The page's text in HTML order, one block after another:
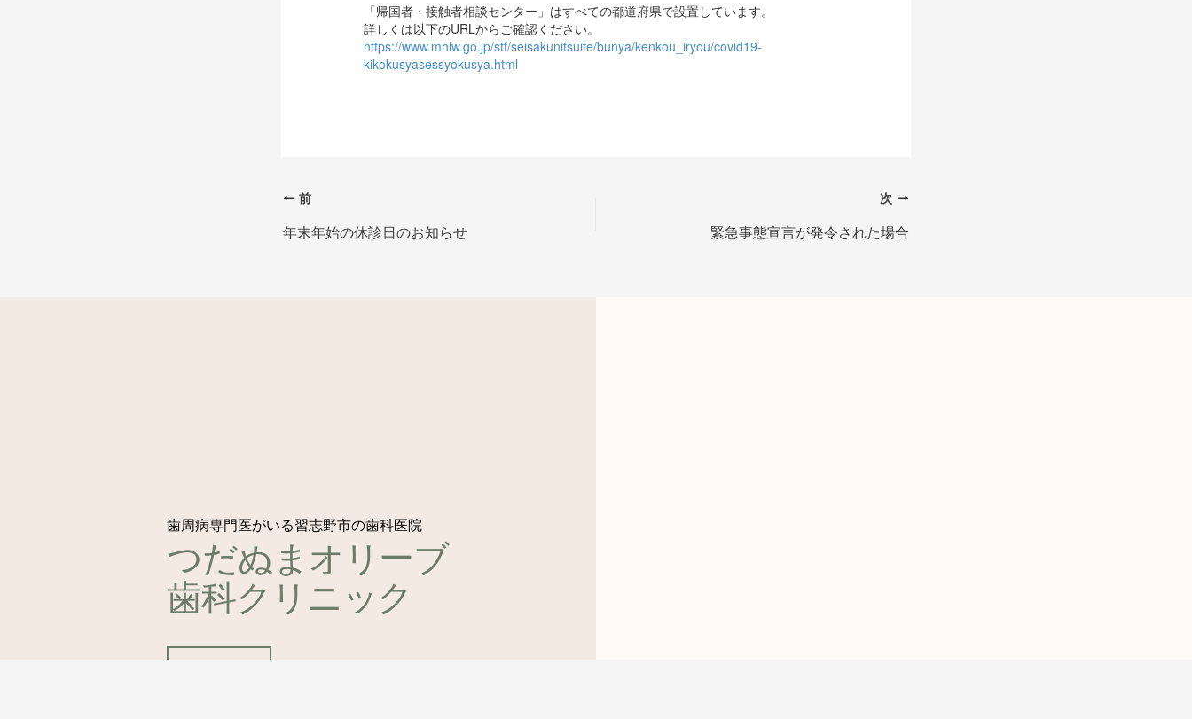
「帰国者・接触者相談センター」はすべての都道府県で設置しています。
詳しくは以下のURLからご確認ください。
https://www.mhlw.go.jp/stf/seisakunitsuite/bunya/kenkou_iryou/covid19-
kikokusyasessyokusya.html
前
年末年始の休診日のお知らせ
次
緊急事態宣言が発令された場合
歯周病専門医がいる習志野市の歯科医院
つだぬまオリーブ
歯科クリニック